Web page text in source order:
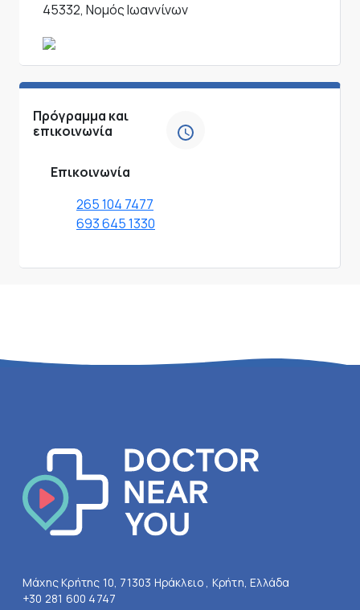
45332, Νομός Ιωαννίνων
Πρόγραμμα και
επικοινωνία
Επικοινωνία
265 104 7477
693 645 1330
Μάχης Κρήτης 10, 71303 Ηράκλειο , Κρήτη, Ελλάδα
+30 281 600 4747